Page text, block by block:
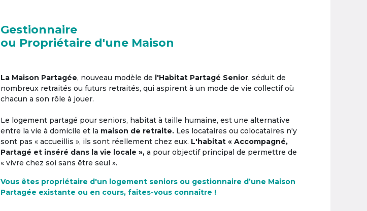
Gestionnaire
ou Propriétaire d'une Maison
La Maison Partagée, nouveau modèle de l'Habitat Partagé Senior, séduit de
nombreux retraités ou futurs retraités, qui aspirent à un mode de vie collectif où
chacun a son rôle à jouer.
Le logement partagé pour seniors, habitat à taille humaine, est une alternative
entre la vie à domicile et la maison de retraite. Les locataires ou colocataires n'y
sont pas « accueillis », ils sont réellement chez eux. L'habitat « Accompagné,
Partagé et inséré dans la vie locale », a pour objectif principal de permettre de
« vivre chez soi sans être seul ».
Vous êtes propriétaire d'un logement seniors ou gestionnaire d’une Maison
Partagée existante ou en cours, faites-vous connaître !